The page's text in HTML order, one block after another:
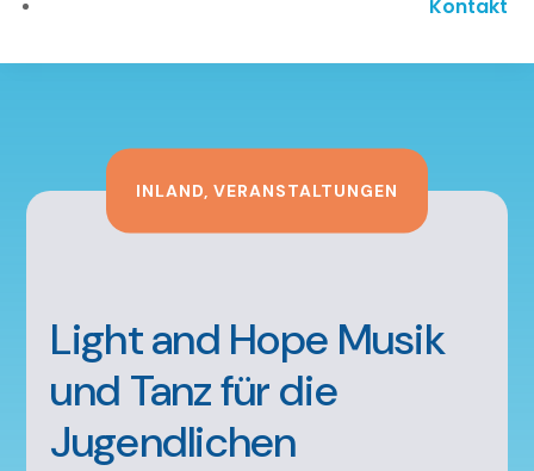
Kontakt
INLAND VERANSTALTUNGEN
Light and Hope Musik
und Tanz für die
Jugendlichen